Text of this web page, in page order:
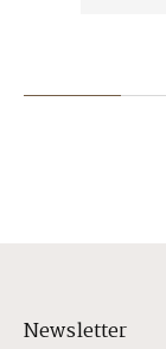
Newsletter